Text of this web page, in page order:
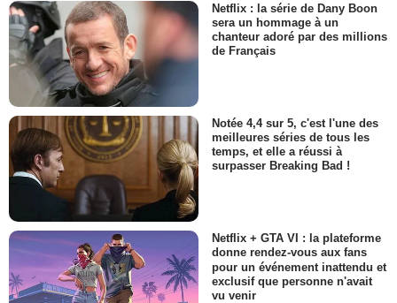
Netflix : la série de Dany Boon
sera un hommage à un
chanteur adoré par des millions
de Français
Notée 4,4 sur 5, c'est l'une des
meilleures séries de tous les
temps, et elle a réussi à
surpasser Breaking Bad !
Netflix + GTA VI : la plateforme
donne rendez-vous aux fans
pour un événement inattendu et
exclusif que personne n'avait
vu venir